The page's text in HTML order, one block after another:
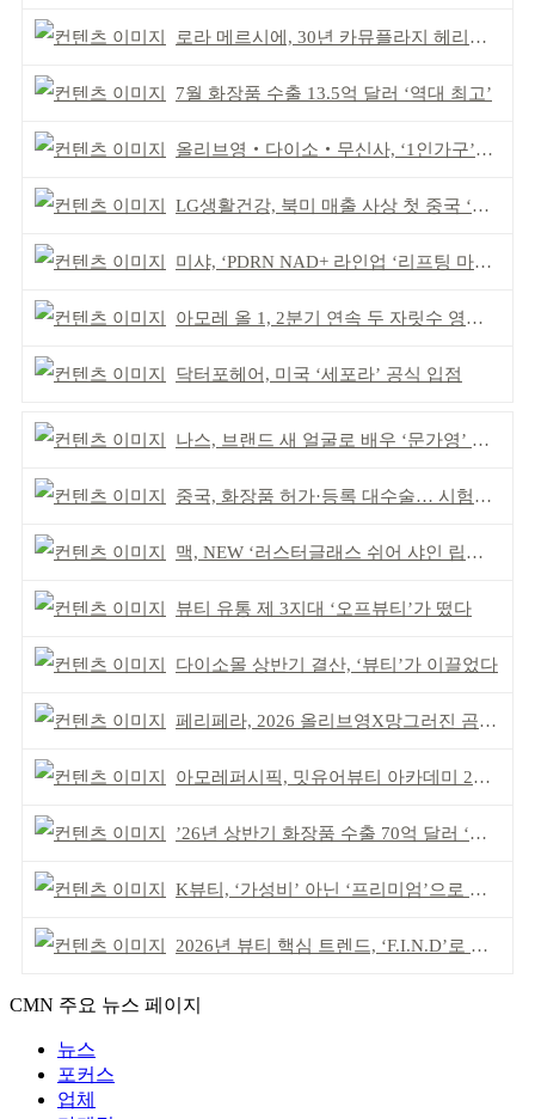
로라 메르시에, 30년 카뮤플라지 헤리티지 담아
7월 화장품 수출 13.5억 달러 ‘역대 최고’
올리브영‧다이소‧무신사, ‘1인가구’가 이끈다
LG생활건강, 북미 매출 사상 첫 중국 ‘추월’
미샤, ‘PDRN NAD+ 라인업 ‘리프팅 마스크’ 출시
아모레 올 1, 2분기 연속 두 자릿수 영업이익률 기록
닥터포헤어, 미국 ‘세포라’ 공식 입점
나스, 브랜드 새 얼굴로 배우 ‘문가영’ 발탁
중국, 화장품 허가·등록 대수술… 시험자료 공용 허용
맥, NEW ‘러스터글래스 쉬어 샤인 립스틱’ 출시
뷰티 유통 제 3지대 ‘오프뷰티’가 떴다
다이소몰 상반기 결산, ‘뷰티’가 이끌었다
페리페라, 2026 올리브영X망그러진 곰 콜라보
아모레퍼시픽, 밋유어뷰티 아카데미 2기 발대식
’26년 상반기 화장품 수출 70억 달러 ‘역대 최고’
K뷰티, ‘가성비’ 아닌 ‘프리미엄’으로 승부걸어야
2026년 뷰티 핵심 트렌드, ‘F.I.N.D’로 읽는다
CMN 주요 뉴스 페이지
뉴스
포커스
업체